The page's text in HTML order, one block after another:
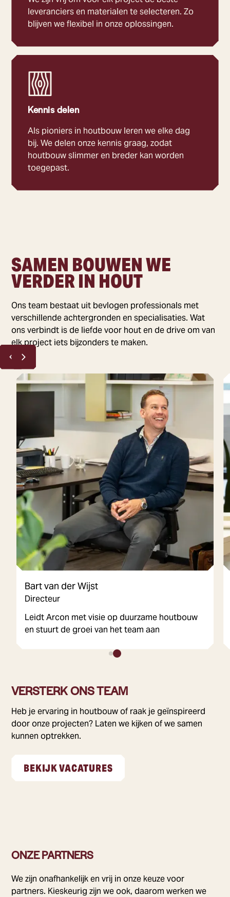
leveranciers en materialen te selecteren. Zo
blijven we flexibel in onze oplossingen.
Kennis delen
Als pioniers in houtbouw leren we elke dag
bij. We delen onze kennis graag, zodat
houtbouw slimmer en breder kan worden
toegepast.
SAMEN BOUWEN WE
VERDER IN HOUT
Ons team bestaat uit bevlogen professionals met
verschillende achtergronden en specialisaties. Wat
ons verbindt is de liefde voor hout en de drive om van
elk project iets bijzonders te maken.
Bart van der Wijst
Directeur
Leidt Arcon met visie op duurzame houtbouw
en stuurt de groei van het team aan
VERSTERK ONS TEAM
Heb je ervaring in houtbouw of raak je geïnspireerd
door onze projecten? Laten we kijken of we samen
kunnen optrekken.
BEKIJK VACATURES
ONZE PARTNERS
We zijn onafhankelijk en vrij in onze keuze voor
partners. Kieskeurig zijn we ook, daarom werken we